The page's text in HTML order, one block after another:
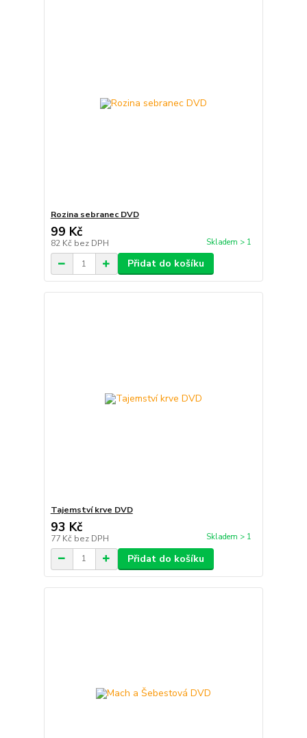
Rozina sebranec DVD
99 Kč
82 Kč bez DPH Skladem > 1
Přidat do košíku
Tajemství krve DVD
93 Kč
77 Kč bez DPH Skladem > 1
Přidat do košíku